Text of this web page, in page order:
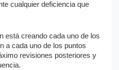
cualquier deficiencia que
está creando cada uno de los
a cada uno de los puntos
revisiones posteriores y